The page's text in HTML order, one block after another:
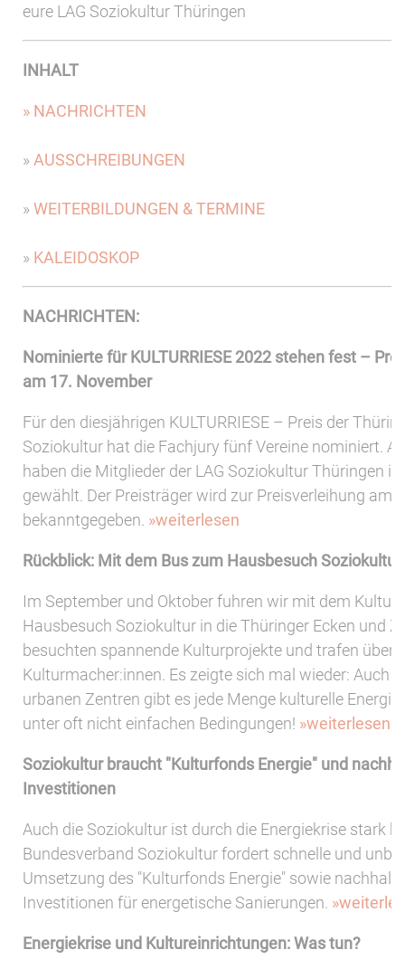
eure LAG Soziokultur Thüringen
INHALT
» NACHRICHTEN
» AUSSCHREIBUNGEN
» WEITERBILDUNGEN & TERMINE
» KALEIDOSKOP
NACHRICHTEN:
Nominierte für KULTURRIESE 2022 stehen fest –
am 17. November
Für den diesjährigen KULTURRIESE – Preis der
Soziokultur hat die Fachjury fünf Vereine nominiert.
haben die Mitglieder der LAG Soziokultur Thüringen
gewählt. Der Preisträger wird zur Preisverleihung am
bekanntgegeben. »weiterlesen
Rückblick: Mit dem Bus zum Hausbesuch Soziokultur
Im September und Oktober fuhren wir mit dem
Hausbesuch Soziokultur in die Thüringer Ecken und
besuchten spannende Kulturprojekte und trafen
Kulturmacher:innen. Es zeigte sich mal wieder: Auch
urbanen Zentren gibt es jede Menge kulturelle
unter oft nicht einfachen Bedingungen! »weiterlesen
Soziokultur braucht "Kulturfonds Energie" und
Investitionen
Auch die Soziokultur ist durch die Energiekrise stark
Bundesverband Soziokultur fordert schnelle und
Umsetzung des "Kulturfonds Energie" sowie
Investitionen für energetische Sanierungen.
Energiekrise und Kultureinrichtungen: Was tun?